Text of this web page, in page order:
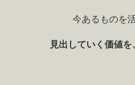
今あるものを
見出していく価値を